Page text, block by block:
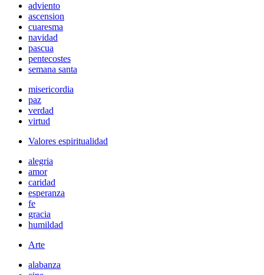
adviento
ascension
cuaresma
navidad
pascua
pentecostes
semana santa
misericordia
paz
verdad
virtud
Valores espiritualidad
alegria
amor
caridad
esperanza
fe
gracia
humildad
Arte
alabanza